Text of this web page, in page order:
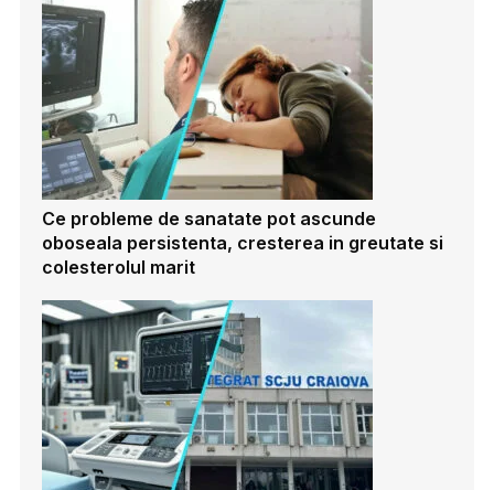
Ce probleme de sanatate pot ascunde
oboseala persistenta, cresterea in greutate si
colesterolul marit